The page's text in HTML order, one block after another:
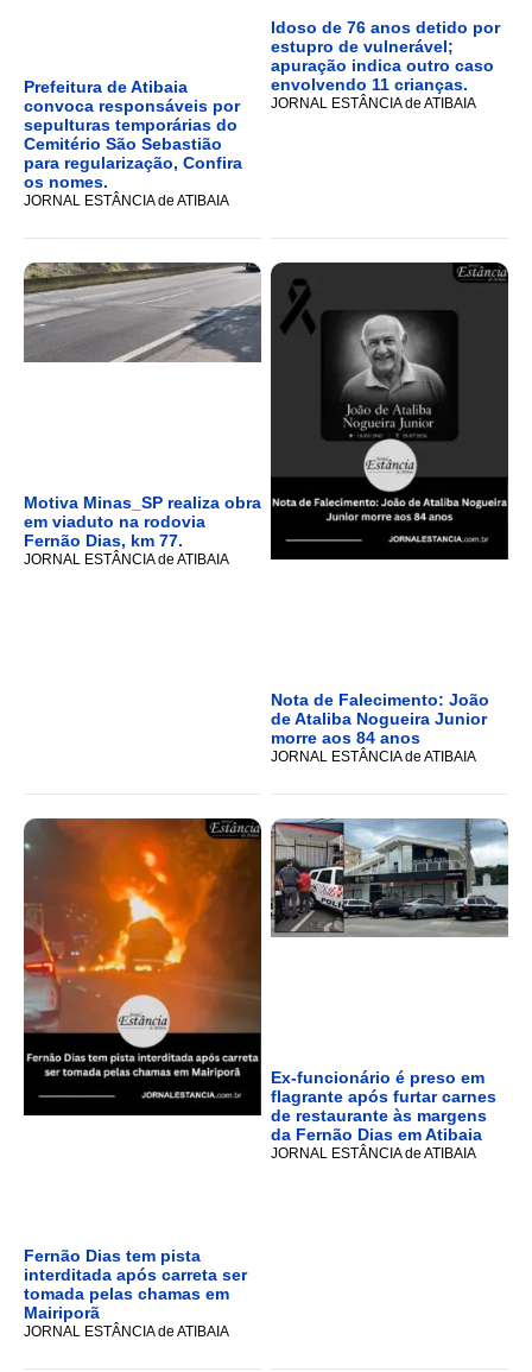
Prefeitura de Atibaia
convoca responsáveis por
sepulturas temporárias do
Cemitério São Sebastião
para regularização, Confira
os nomes.
JORNAL ESTÂNCIA de ATIBAIA
Idoso de 76 anos detido por
estupro de vulnerável;
apuração indica outro caso
envolvendo 11 crianças.
JORNAL ESTÂNCIA de ATIBAIA
Motiva Minas_SP realiza obra
em viaduto na rodovia
Fernão Dias, km 77.
JORNAL ESTÂNCIA de ATIBAIA
Nota de Falecimento: João
de Ataliba Nogueira Junior
morre aos 84 anos
JORNAL ESTÂNCIA de ATIBAIA
Fernão Dias tem pista
interditada após carreta ser
tomada pelas chamas em
Mairiporã
JORNAL ESTÂNCIA de ATIBAIA
Ex-funcionário é preso em
flagrante após furtar carnes
de restaurante às margens
da Fernão Dias em Atibaia
JORNAL ESTÂNCIA de ATIBAIA